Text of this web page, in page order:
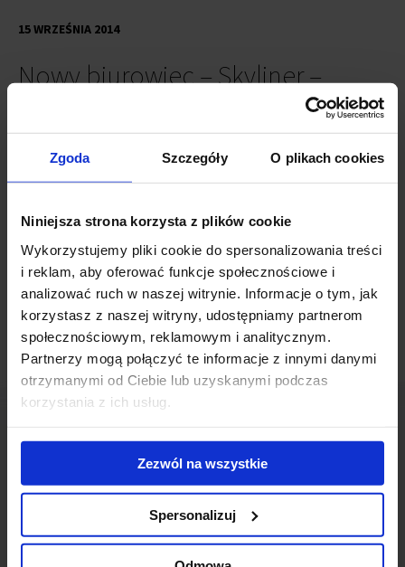
Zgoda Szczegóły O plikach cookies
Niniejsza strona korzysta z plików cookie
Wykorzystujemy pliki cookie do spersonalizowania treści
i reklam, aby oferować funkcje społecznościowe i
analizować ruch w naszej witrynie. Informacje o tym, jak
korzystasz z naszej witryny, udostępniamy partnerom
społecznościowym, reklamowym i analitycznym.
Partnerzy mogą połączyć te informacje z innymi danymi
otrzymanymi od Ciebie lub uzyskanymi podczas
korzystania z ich usług.
Zezwól na wszystkie
Spersonalizuj
Nowy biurowiec – Skyliner –
Daszyńskiego
15 WRZEŚNIA 2014
nowy budynek biurowy. Projekt zakłada budowę prawie
200metrowej wieży oraz 4 kondygnacji podziemnego parkingu.
Obiekt, który zaoferuje najemcom ok. 45 000 m2 powierzchni
biurowej, będzie się starał o certyfikat LEED Gold.
Skontaktuj się z nami